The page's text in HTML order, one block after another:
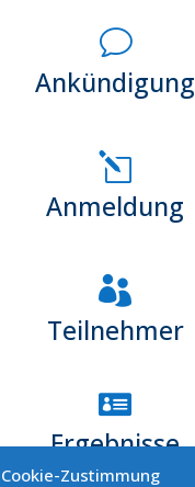
Cookie-Zustimmung
v
Ankündigung
l
Anmeldung

Teilnehmer

Ergebnisse